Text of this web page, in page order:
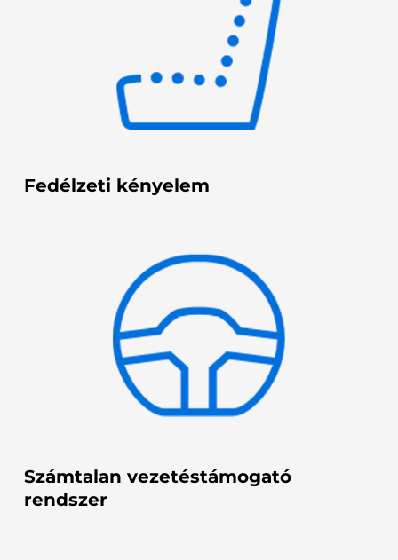
Fedélzeti kényelem
Számtalan vezetéstámogató
rendszer